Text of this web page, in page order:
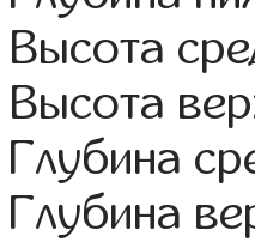
Высота
Высота
Глубина
Глубина